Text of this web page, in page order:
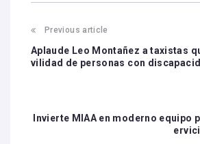
Previous article
Aplaude Leo Montañez a taxistas
vilidad de personas con
Invierte MIAA en moderno equipo